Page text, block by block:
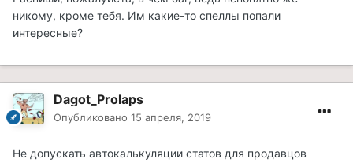
никому, кроме тебя. Им какие-то спеллы попали
интересные?
Dagot_Prolaps
Опубликовано 15 апреля, 2019
Не допускать автокалькуляции статов для продавцов